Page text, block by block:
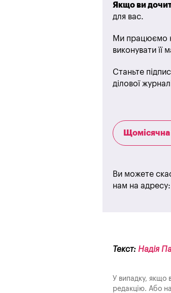
Якщо ви
для вас.
Ми працюємо
виконувати її
Станьте
ділової
Щомісячна
Ви можете
нам на адресу:
Текст: Надія
У випадку, якщо
редакцію. Або